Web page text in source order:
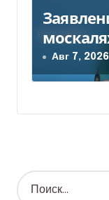
— видео
Авг 7, 2026
Н
а